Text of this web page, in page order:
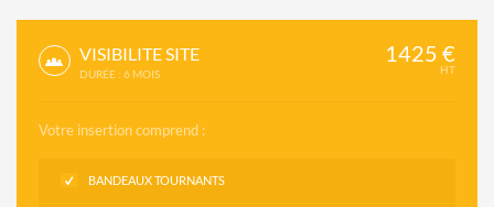
VISIBILITE SITE
DURÉE : 6 MOIS
1425 €
HT
Votre insertion comprend :
BANDEAUX TOURNANTS